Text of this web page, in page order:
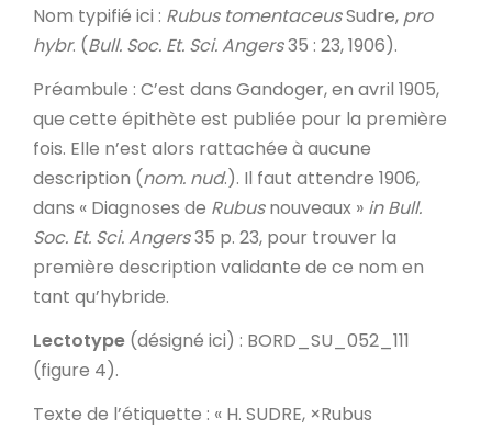
Nom typifié ici : Rubus tomentaceusSudre, pro
hybr. (Bull. Soc. Et. Sci. Angers35 : 23, 1906).
Préambule : C’est dans Gandoger, en avril 1905,
que cette épithète est publiée pour la première
fois. Elle n’est alors rattachée à aucune
description (nom. nud.). Il faut attendre 1906,
dans « Diagnoses de Rubusnouveaux » in Bull.
Soc. Et. Sci. Angers35 p. 23, pour trouver la
première description validante de ce nom en
tant qu’hybride.
Lectotype (désigné ici) : BORD_SU_052_111
(figure 4).
Texte de l’étiquette : « H. SUDRE, ×Rubus